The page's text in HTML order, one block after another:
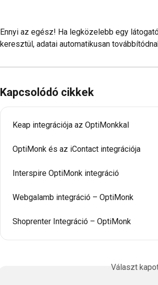
Ennyi az egész! Ha legközelebb egy
keresztül, adatai automatikusan
Kapcsolódó cikkek
Keap integrációja az OptiMonkkal
OptiMonk és az iContact integrációja
Interspire OptiMonk integráció
Webgalamb integráció – OptiMonk
Shoprenter Integráció – OptiMonk
Választ